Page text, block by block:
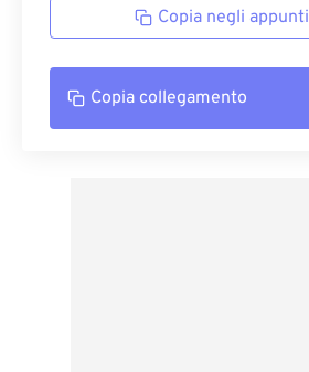
Copia negli appunti
Copia collegamento